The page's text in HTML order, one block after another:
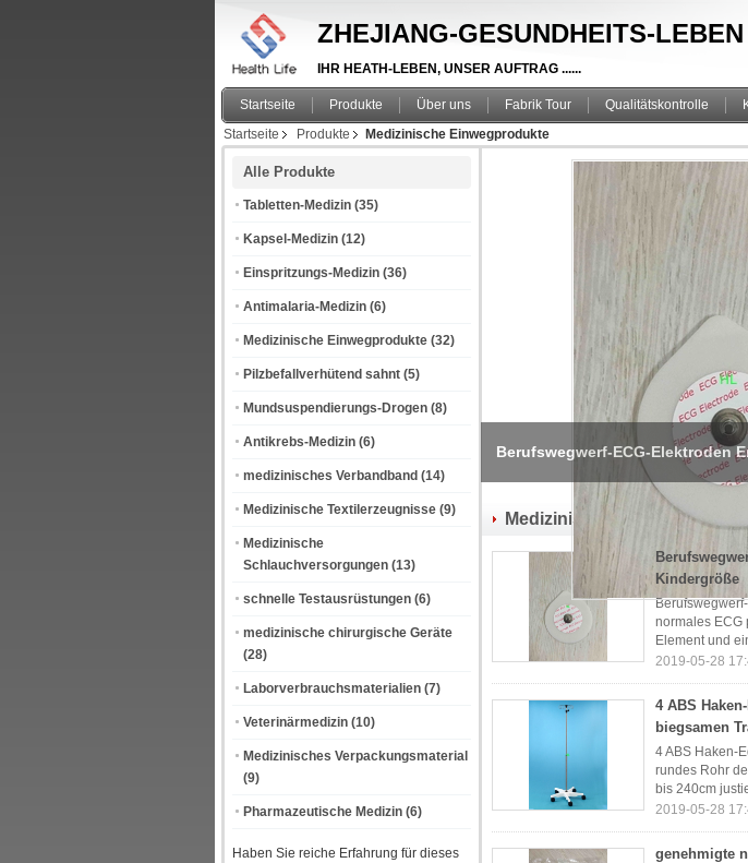
ZHEJIANG-GESUNDHEITS-
IHR HEATH-LEBEN, UNSER AUFTRAG ......
Startseite Produkte Über uns Fabrik Tour Qualitätskontrolle
Startseite
Produkte Medizinische Einwegprodukte
Alle Produkte
Tabletten-Medizin (35)
Kapsel-Medizin (12)
Einspritzungs-Medizin (36)
Antimalaria-Medizin (6)
Medizinische Einwegprodukte (32)
Pilzbefallverhütend sahnt (5)
Mundsuspendierungs-Drogen (8)
Antikrebs-Medizin (6)
medizinisches Verbandband (14)
Medizinische Textilerzeugnisse (9)
Medizinische
Schlauchversorgungen (13)
schnelle Testausrüstungen (6)
medizinische chirurgische Geräte
(28)
Laborverbrauchsmaterialien (7)
Veterinärmedizin (10)
Medizinisches Verpackungsmaterial
(9)
Pharmazeutische Medizin (6)
Haben Sie reiche Erfahrung für dieses
4 ABS Haken-Edelstahl I.V.
Medizinische Einwegprodukte
Kindergröße
normales ECG
Element und
2019-05-28
4 ABS
biegsamen
4 ABS Haken-
rundes Rohr
bis 240cm
2019-05-28
genehmigte